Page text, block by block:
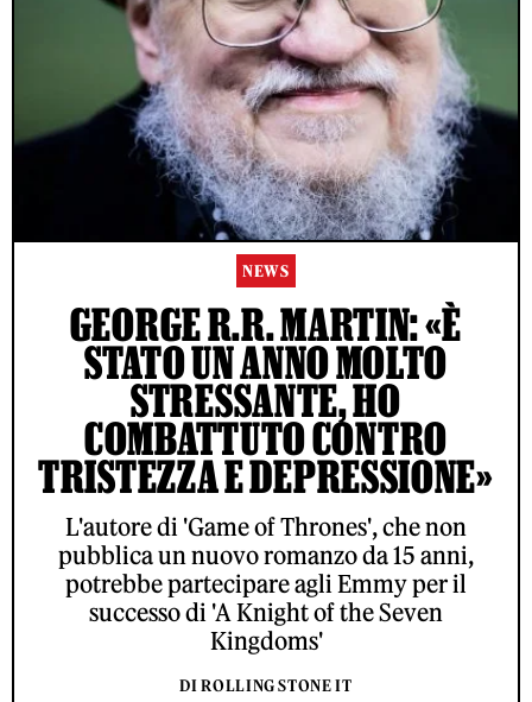
NEWS
GEORGE R.R. MARTIN: «È
STATO UN ANNO MOLTO
STRESSANTE, HO
COMBATTUTO CONTRO
TRISTEZZA E DEPRESSIONE»
L'autore di 'Game of Thrones', che non
pubblica un nuovo romanzo da 15 anni,
potrebbe partecipare agli Emmy per il
successo di 'A Knight of the Seven
Kingdoms'
DI ROLLING STONE IT